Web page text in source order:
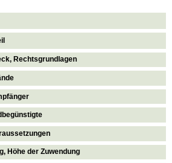
Rechtsgrundlagen
Höhe der Zuwendung